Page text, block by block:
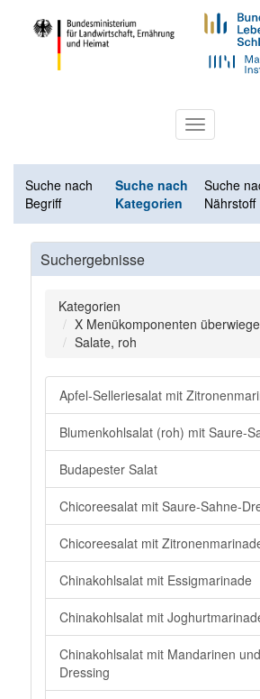
Toggle
navigation
Suche nach
Begriff
Suche nach
Kategorien
Suche
Nährstoff
Suchergebnisse
Kategorien
X Menükomponenten
Salate, roh
Apfel-Selleriesalat mit
Blumenkohlsalat (roh) mit Saure-
Budapester Salat
Chicoreesalat mit Saure-Sahne-
Chicoreesalat mit
Chinakohlsalat mit Essigmarinade
Chinakohlsalat mit
Chinakohlsalat mit Mandarinen
Dressing